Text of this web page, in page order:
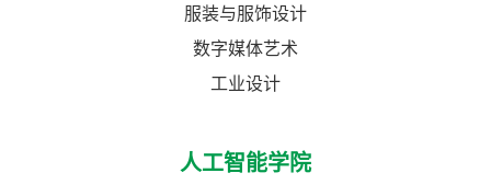
服装与服饰设计
数字媒体艺术
工业设计
人工智能学院